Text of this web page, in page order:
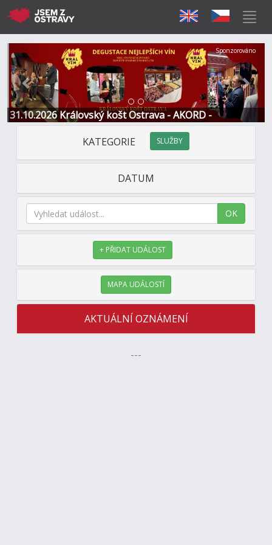
31.10.2026 Královský košt Ostrava - AKORD -
Restaurace a Hotel
Předchozí Další
Sponzorováno
KATEGORIE SLUŽBY
DATUM
OK
+ PŘIDAT UDÁLOST
MAPA UDÁLOSTÍ
AKTUÁLNÍ OZNÁMENÍ
---